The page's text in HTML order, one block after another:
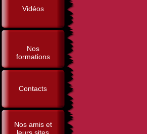
Vidéos
Nos
formations
Contacts
Nos amis et